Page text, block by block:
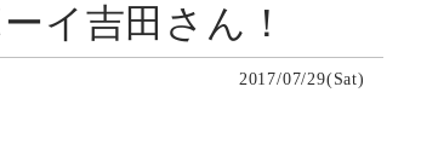
イ吉田さん！
2017/07/29(Sat)